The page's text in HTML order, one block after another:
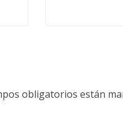
obligatorios están